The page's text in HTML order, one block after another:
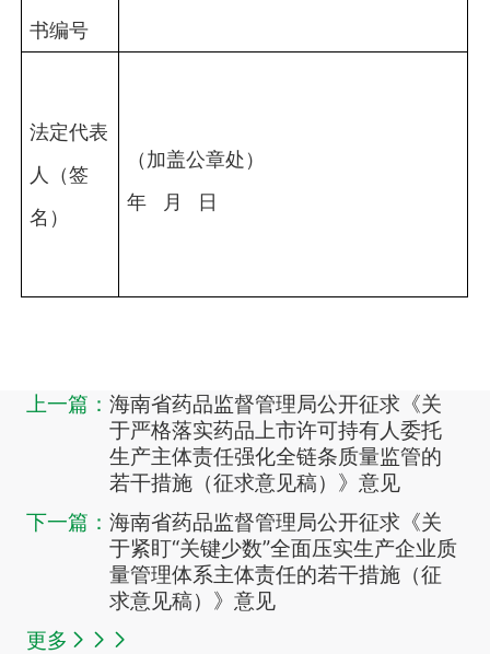
书编号
法定代表
人（签
名）
（加盖公章处）
年 月 日
上一篇： 海南省药品监督管理局公开征求《关
于严格落实药品上市许可持有人委托
生产主体责任强化全链条质量监管的
若干措施（征求意见稿）》意见
下一篇： 海南省药品监督管理局公开征求《关
于紧盯“关键少数”全面压实生产企业质
量管理体系主体责任的若干措施（征
求意见稿）》意见
更多